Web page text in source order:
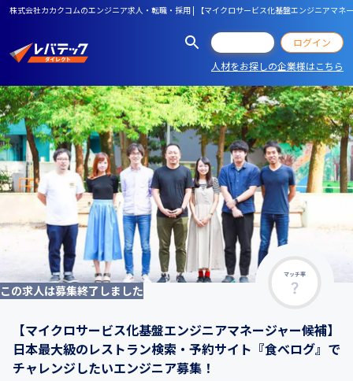
株式会社カカクコムのエンジニア求人・転職・採用 | 【マイクロサービス化基盤エンジニアマ
ログイン
人材をお探しの企業様はこちら
マッチ率
この求人は募集終了しました
【マイクロサービス化基盤エンジニアマネージャー候補】
日本最大級のレストラン検索・予約サイト『食べログ』で
チャレンジしたいエンジニア募集！